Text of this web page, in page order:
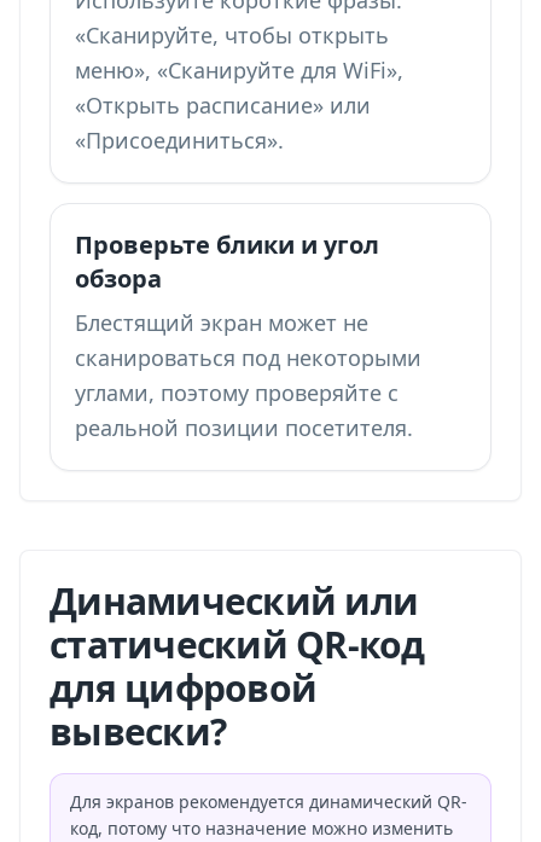
«Сканируйте, чтобы открыть
меню», «Сканируйте для WiFi»,
«Открыть расписание» или
«Присоединиться».
Проверьте блики и угол
обзора
Блестящий экран может не
сканироваться под некоторыми
углами, поэтому проверяйте с
реальной позиции посетителя.
Динамический или
статический QR-код
для цифровой
вывески?
Для экранов рекомендуется динамический QR-
код, потому что назначение можно изменить